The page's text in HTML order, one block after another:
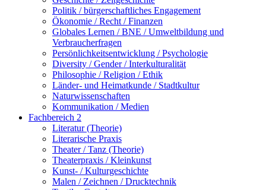
Politik / bürgerschaftliches Engagement
Ökonomie / Recht / Finanzen
Globales Lernen / BNE / Umweltbildung und
Verbraucherfragen
Persönlichkeitsentwicklung / Psychologie
Diversity / Gender / Interkulturalität
Philosophie / Religion / Ethik
Länder- und Heimatkunde / Stadtkultur
Naturwissenschaften
Kommunikation / Medien
Fachbereich 2
Literatur (Theorie)
Literarische Praxis
Theater / Tanz (Theorie)
Theaterpraxis / Kleinkunst
Kunst- / Kulturgeschichte
Malen / Zeichnen / Drucktechnik